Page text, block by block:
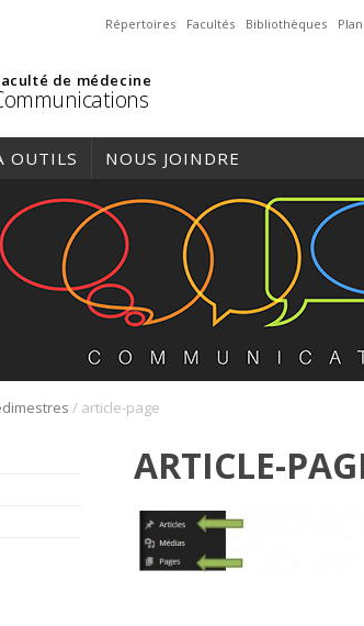
Répertoires Facultés Bibliothèques
de médecine
OUTILS NOUS JOINDRE
/ article-page
ARTICLE-